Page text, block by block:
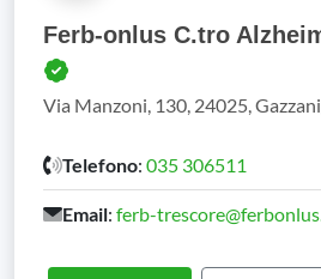
Ferb-onlus C.tro
Via Manzoni, 130, 24025,
Telefono: 035 306511
Email: ferb-